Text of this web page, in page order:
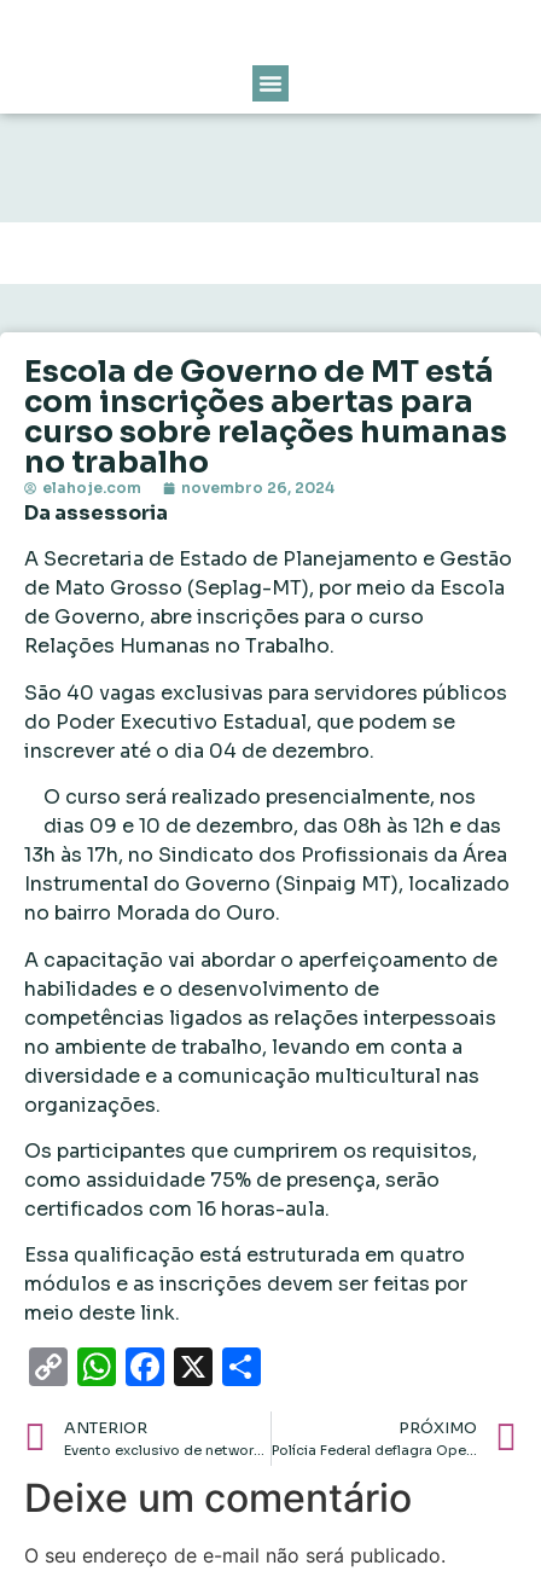
Escola de Governo de MT está
com inscrições abertas para
curso sobre relações humanas
no trabalho
elahoje.com novembro 26, 2024
Da assessoria
A Secretaria de Estado de Planejamento e Gestão
de Mato Grosso (Seplag-MT), por meio da Escola
de Governo, abre inscrições para o curso
Relações Humanas no Trabalho.
São 40 vagas exclusivas para servidores públicos
do Poder Executivo Estadual, que podem se
inscrever até o dia 04 de dezembro.
O curso será realizado presencialmente, nos
dias 09 e 10 de dezembro, das 08h às 12h e das
13h às 17h, no Sindicato dos Profissionais da Área
Instrumental do Governo (Sinpaig MT), localizado
no bairro Morada do Ouro.
A capacitação vai abordar o aperfeiçoamento de
habilidades e o desenvolvimento de
competências ligados as relações interpessoais
no ambiente de trabalho, levando em conta a
diversidade e a comunicação multicultural nas
organizações.
Os participantes que cumprirem os requisitos,
como assiduidade 75% de presença, serão
certificados com 16 horas-aula.
Essa qualificação está estruturada em quatro
módulos e as inscrições devem ser feitas por
meio deste link.
CopyWhatsApp
Facebook
X
ANTERIOR
Evento exclusivo de networking em Cuiabá: “Capital Humano e Financeiro: Caminhos para a Excelência”
PRÓXIMO
Polícia Federal deflagra Operação Sisamnes para investigar esquema de venda de sentenças e corrupção no TJMT
Deixe um comentário
O seu endereço de e-mail não será publicado.